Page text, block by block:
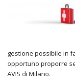
gestione possibile in
opportuno proporre
AVIS di Milano.